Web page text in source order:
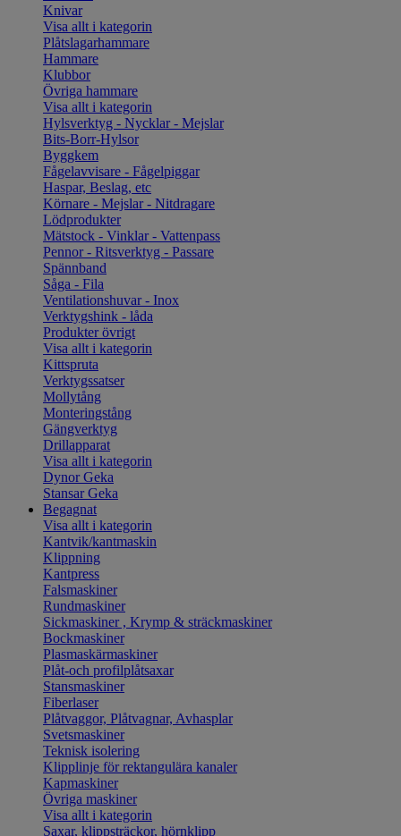
Knivar
Visa allt i kategorin
Plåtslagarhammare
Hammare
Klubbor
Övriga hammare
Visa allt i kategorin
Hylsverktyg - Nycklar - Mejslar
Bits-Borr-Hylsor
Byggkem
Fågelavvisare - Fågelpiggar
Haspar, Beslag, etc
Körnare - Mejslar - Nitdragare
Lödprodukter
Mätstock - Vinklar - Vattenpass
Pennor - Ritsverktyg - Passare
Spännband
Såga - Fila
Ventilationshuvar - Inox
Verktygshink - låda
Produkter övrigt
Visa allt i kategorin
Kittspruta
Verktygssatser
Mollytång
Monteringstång
Gängverktyg
Drillapparat
Visa allt i kategorin
Dynor Geka
Stansar Geka
Begagnat
Visa allt i kategorin
Kantvik/kantmaskin
Klippning
Kantpress
Falsmaskiner
Rundmaskiner
Sickmaskiner , Krymp & sträckmaskiner
Bockmaskiner
Plasmaskärmaskiner
Plåt-och profilplåtsaxar
Stansmaskiner
Fiberlaser
Plåtvaggor, Plåtvagnar, Avhasplar
Svetsmaskiner
Teknisk isolering
Klipplinje för rektangulära kanaler
Kapmaskiner
Övriga maskiner
Visa allt i kategorin
Saxar, klippsträckor, hörnklipp